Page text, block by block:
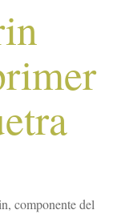
componente del